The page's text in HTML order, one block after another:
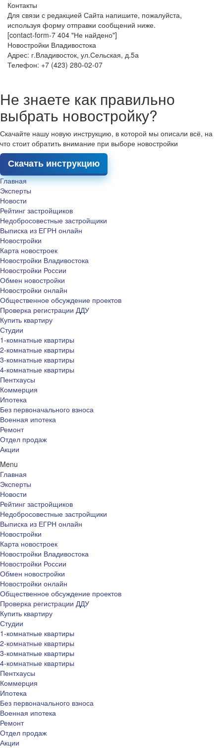
Контакты
Для связи с редакцией Сайта напишите, пожалуйста,
используя форму отправки сообщений ниже.
[contact-form-7 404 "Не найдено"]
Новостройки Владивостока
Адрес: г.Владивосток, ул.Сельская, д.5а
Телефон: +7 (423) 280-02-07
Не знаете как правильно
выбрать новостройку?
Скачайте нашу новую инструкцию, в которой мы описали всё, на
что стоит обратить внимание при выборе новостройки
Скачать инструкцию
Главная
Эксперты
Новости
Рейтинг застройщиков
Недобросовестные застройщики
Выписка из ЕГРН онлайн
Новостройки
Карта новостроек
Новостройки Владивостока
Новостройки России
Обмен новостройки
Новостройки онлайн
Общественное обсуждение проектов
Проверка регистрации ДДУ
Купить квартиру
Студии
1-комнатные квартиры
2-комнатные квартиры
3-комнатные квартиры
4-комнатные квартиры
Пентхаусы
Коммерция
Ипотека
Без первоначального взноса
Военная ипотека
Ремонт
Отдел продаж
Акции
Menu
Главная
Эксперты
Новости
Рейтинг застройщиков
Недобросовестные застройщики
Выписка из ЕГРН онлайн
Новостройки
Карта новостроек
Новостройки Владивостока
Новостройки России
Обмен новостройки
Новостройки онлайн
Общественное обсуждение проектов
Проверка регистрации ДДУ
Купить квартиру
Студии
1-комнатные квартиры
2-комнатные квартиры
3-комнатные квартиры
4-комнатные квартиры
Пентхаусы
Коммерция
Ипотека
Без первоначального взноса
Военная ипотека
Ремонт
Отдел продаж
Акции